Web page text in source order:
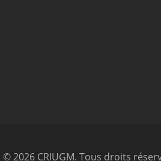
© 2026 CRIUGM. Tous droits